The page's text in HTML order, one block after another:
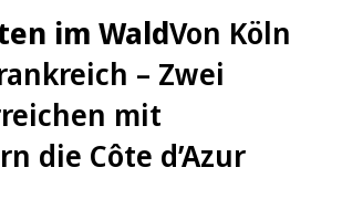
im WaldVon Köln
– Zwei
mit
die Côte d’Azur